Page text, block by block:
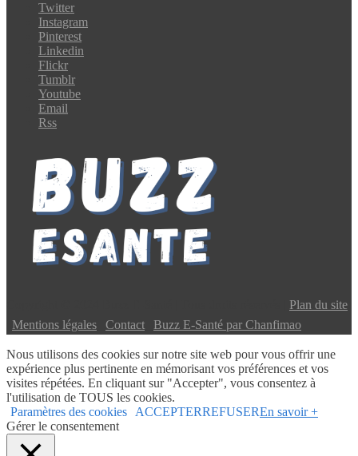
Twitter
Instagram
Pinterest
Linkedin
Flickr
Tumblr
Youtube
Email
Rss
Plan du site
Mentions légales Contact Buzz E-Santé par Chanfimao
Nous utilisons des cookies sur notre site web pour vous offrir une
expérience plus pertinente en mémorisant vos préférences et vos
visites répétées. En cliquant sur "Accepter", vous consentez à
l'utilisation de TOUS les cookies.
Paramètres des cookies ACCEPTERREFUSEREn savoir +
Gérer le consentement